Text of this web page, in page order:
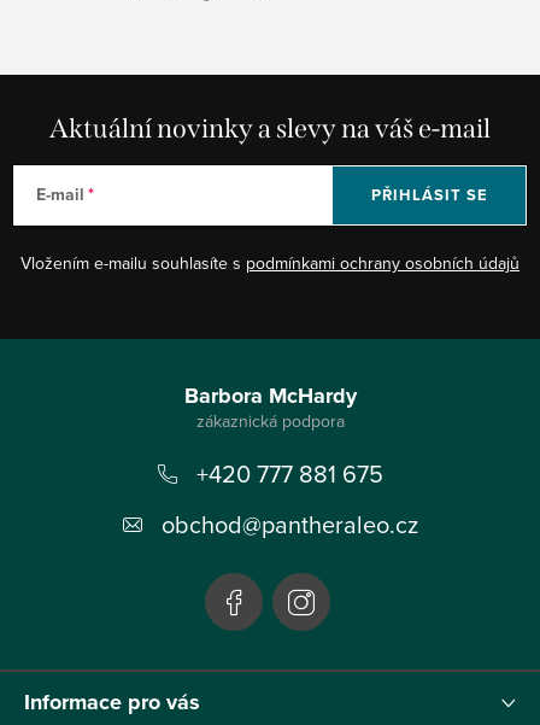
Aktuální novinky a slevy na váš e-mail
E-mail
Vložením e-mailu souhlasíte s podmínkami ochrany osobních údajů
PŘIHLÁSIT SE
Informace pro vás
Barbora McHardy
+420 777 881 675
obchod@pantheraleo.cz